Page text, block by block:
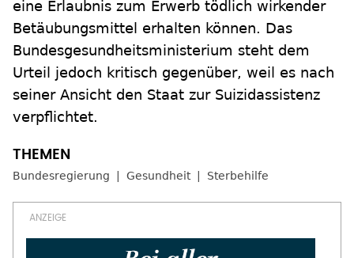
eine Erlaubnis zum Erwerb tödlich wirkender
Betäubungsmittel erhalten können. Das
Bundesgesundheitsministerium steht dem
Urteil jedoch kritisch gegenüber, weil es nach
seiner Ansicht den Staat zur Suizidassistenz
verpflichtet.
Bundesregierung Gesundheit Sterbehilfe